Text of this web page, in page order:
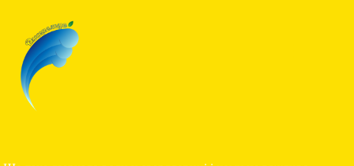
вмісту